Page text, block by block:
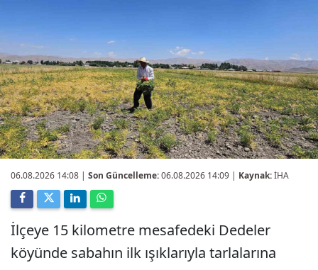
06.08.2026 14:08 | Son Güncelleme:06.08.2026 14:09 | Kaynak:İHA
İlçeye 15 kilometre mesafedeki Dedeler
köyünde sabahın ilk ışıklarıyla tarlalarına